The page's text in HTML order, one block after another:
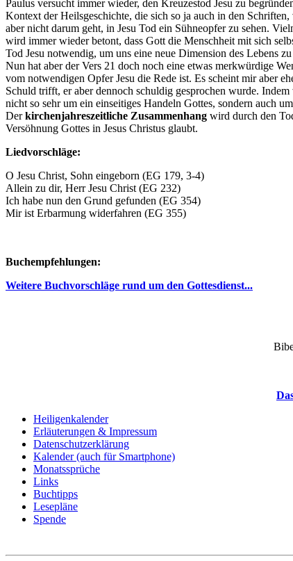
Paulus versucht immer wieder, den Kreuzestod Jesu zu
Kontext der Heilsgeschichte, die sich so ja auch in den
aber nicht darum geht, in Jesu Tod ein Sühneopfer zu sehen.
wird immer wieder betont, dass Gott die Menschheit mit sich
Tod Jesu notwendig, um uns eine neue Dimension des Lebens
Nun hat aber der Vers 21 doch noch eine etwas merkwürdige
vom notwendigen Opfer Jesu die Rede ist. Es scheint mir aber
Schuld trifft, er aber dennoch schuldig gesprochen wurde.
nicht so sehr um ein einseitiges Handeln Gottes, sondern auch
Derkirchenjahreszeitliche Zusammenhang wird durch den
Versöhnung Gottes in Jesus Christus glaubt.
Liedvorschläge:
O Jesu Christ, Sohn eingeborn (EG 179, 3-4)
Allein zu dir, Herr Jesu Christ (EG 232)
Ich habe nun den Grund gefunden (EG 354)
Mir ist Erbarmung widerfahren (EG 355)
Buchempfehlungen:
Weitere Buchvorschläge rund um den Gottesdienst...
Heiligenkalender
Erläuterungen & Impressum
Datenschutzerklärung
Kalender (auch für Smartphone)
Monatssprüche
Links
Buchtipps
Lesepläne
Spende